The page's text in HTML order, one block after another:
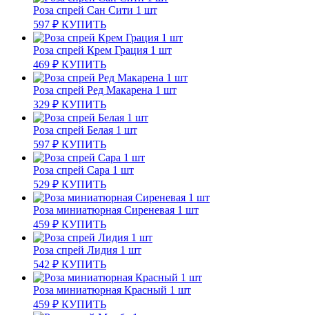
Роза спрей Сан Сити 1 шт
597 ₽ КУПИТЬ
Роза спрей Крем Грация 1 шт
469 ₽ КУПИТЬ
Роза спрей Ред Макарена 1 шт
329 ₽ КУПИТЬ
Роза спрей Белая 1 шт
597 ₽ КУПИТЬ
Роза спрей Сара 1 шт
529 ₽ КУПИТЬ
Роза миниатюрная Сиреневая 1 шт
459 ₽ КУПИТЬ
Роза спрей Лидия 1 шт
542 ₽ КУПИТЬ
Роза миниатюрная Красный 1 шт
459 ₽ КУПИТЬ